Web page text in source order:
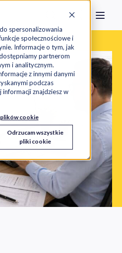
spersonalizowania
społecznościowe i
Informacje o tym, jak
partnerom
i analitycznym.
z innymi danymi
podczas
informacji znajdziesz w
cookie
Odrzucam wszystkie
pliki cookie
Szukaj na stronie
Skontaktuj